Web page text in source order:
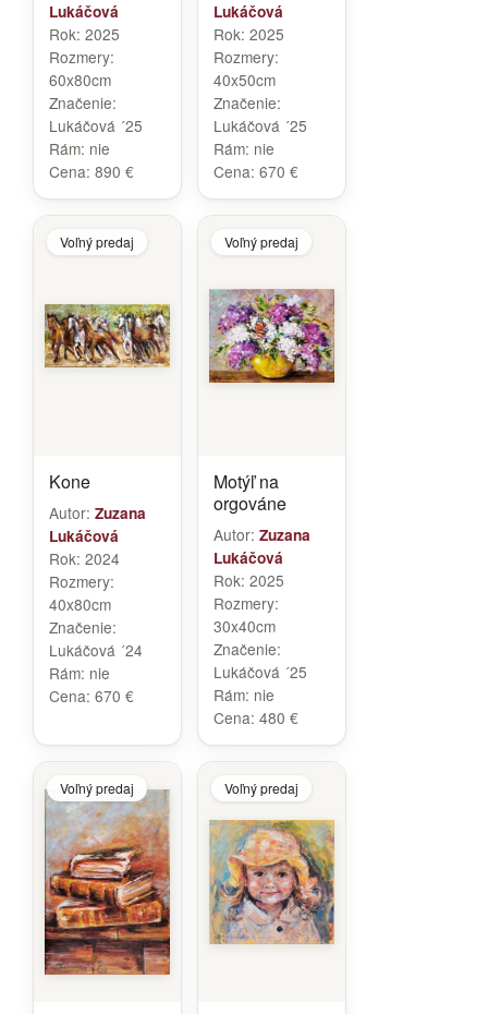
Lukáčová
Rok: 2025
Rozmery:
60x80cm
Značenie:
Lukáčová ´25
Rám: nie
Cena: 890 €
Lukáčová
Rok: 2025
Rozmery:
40x50cm
Značenie:
Lukáčová ´25
Rám: nie
Cena: 670 €
Voľný predaj
Kone
Autor: Zuzana
Lukáčová
Rok: 2024
Rozmery:
40x80cm
Značenie:
Lukáčová ´24
Rám: nie
Cena: 670 €
Voľný predaj
Motýľ na
orgováne
Autor: Zuzana
Lukáčová
Rok: 2025
Rozmery:
30x40cm
Značenie:
Lukáčová ´25
Rám: nie
Cena: 480 €
Voľný predaj Voľný predaj